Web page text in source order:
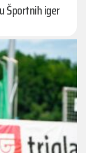
Športnih iger